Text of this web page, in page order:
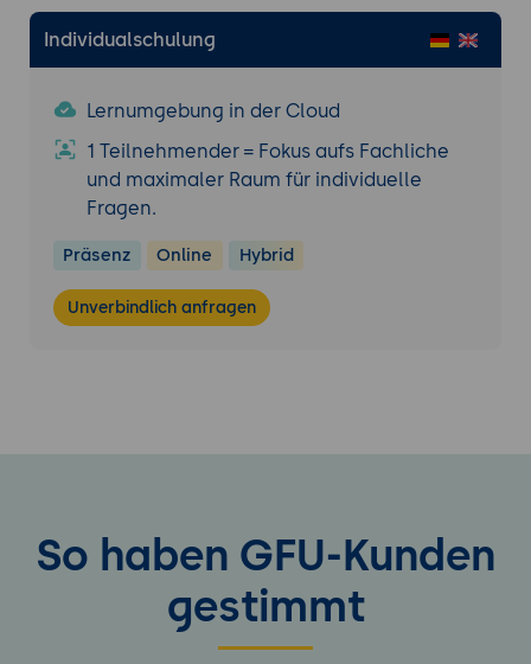
Individualschulung
Lernumgebung in der Cloud
1 Teilnehmender = Fokus aufs Fachliche
und maximaler Raum für individuelle
Fragen.
Präsenz Online Hybrid
Unverbindlich anfragen
So haben GFU-Kunden
gestimmt